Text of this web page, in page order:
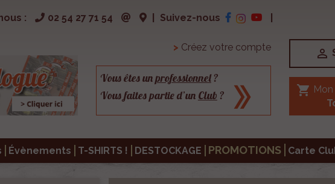
: 02 54 27 71 54 Suivez-nous
> Créez votre compte
Vous êtes unprofessionnel?
Vous faites partie d’un Club ?

shopping_cart
Évènements T-SHIRTS ! DESTOCKAGE PROMOTIONS Carte